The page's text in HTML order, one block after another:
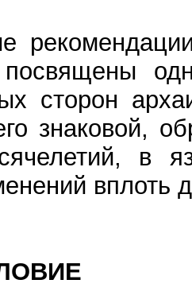
посвящены
сторон
знаковой,
в